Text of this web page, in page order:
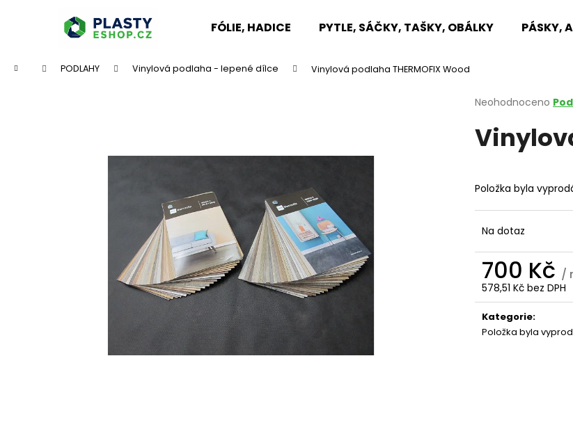
FÓLIE, HADICE PYTLE, SÁČKY, TAŠKY, OBÁLKY PÁSKY,
Domů PODLAHY Vinylová podlaha - lepené dílce Vinylová podlaha THERMOFIX Wood
Průměrné
produktu
je
hvězdiček.
Neohodnoceno
Položka byla
Na dotaz
700 Kč /
578,51 Kč bez DPH
Měrná
cena:
Kategorie:
Položka byla
Zpět
obchodu
Zpět
obchodu
Co potřebujete najít?
HLEDAT